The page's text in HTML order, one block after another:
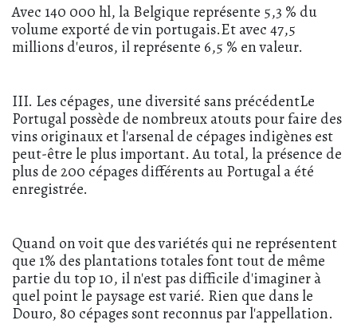
Avec 140 000 hl, la Belgique représente 5,3 % du
volume exporté de vin portugais.Et avec 47,5
millions d'euros, il représente 6,5 % en valeur.
III. Les cépages, une diversité sans précédentLe
Portugal possède de nombreux atouts pour faire des
vins originaux et l'arsenal de cépages indigènes est
peut-être le plus important. Au total, la présence de
plus de 200 cépages différents au Portugal a été
enregistrée.
Quand on voit que des variétés qui ne représentent
que 1% des plantations totales font tout de même
partie du top 10, il n'est pas difficile d'imaginer à
quel point le paysage est varié. Rien que dans le
Douro, 80 cépages sont reconnus par l'appellation.